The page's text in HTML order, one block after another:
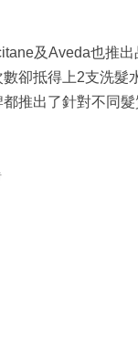
及Aveda也推
卻抵得上2支洗髮
推出了針對不同